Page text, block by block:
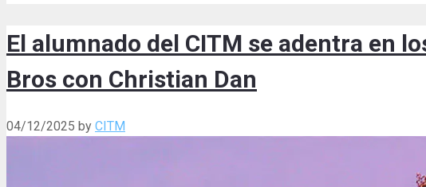
El alumnado del CITM se adentra en
Bros con Christian Dan
04/12/2025 by CITM